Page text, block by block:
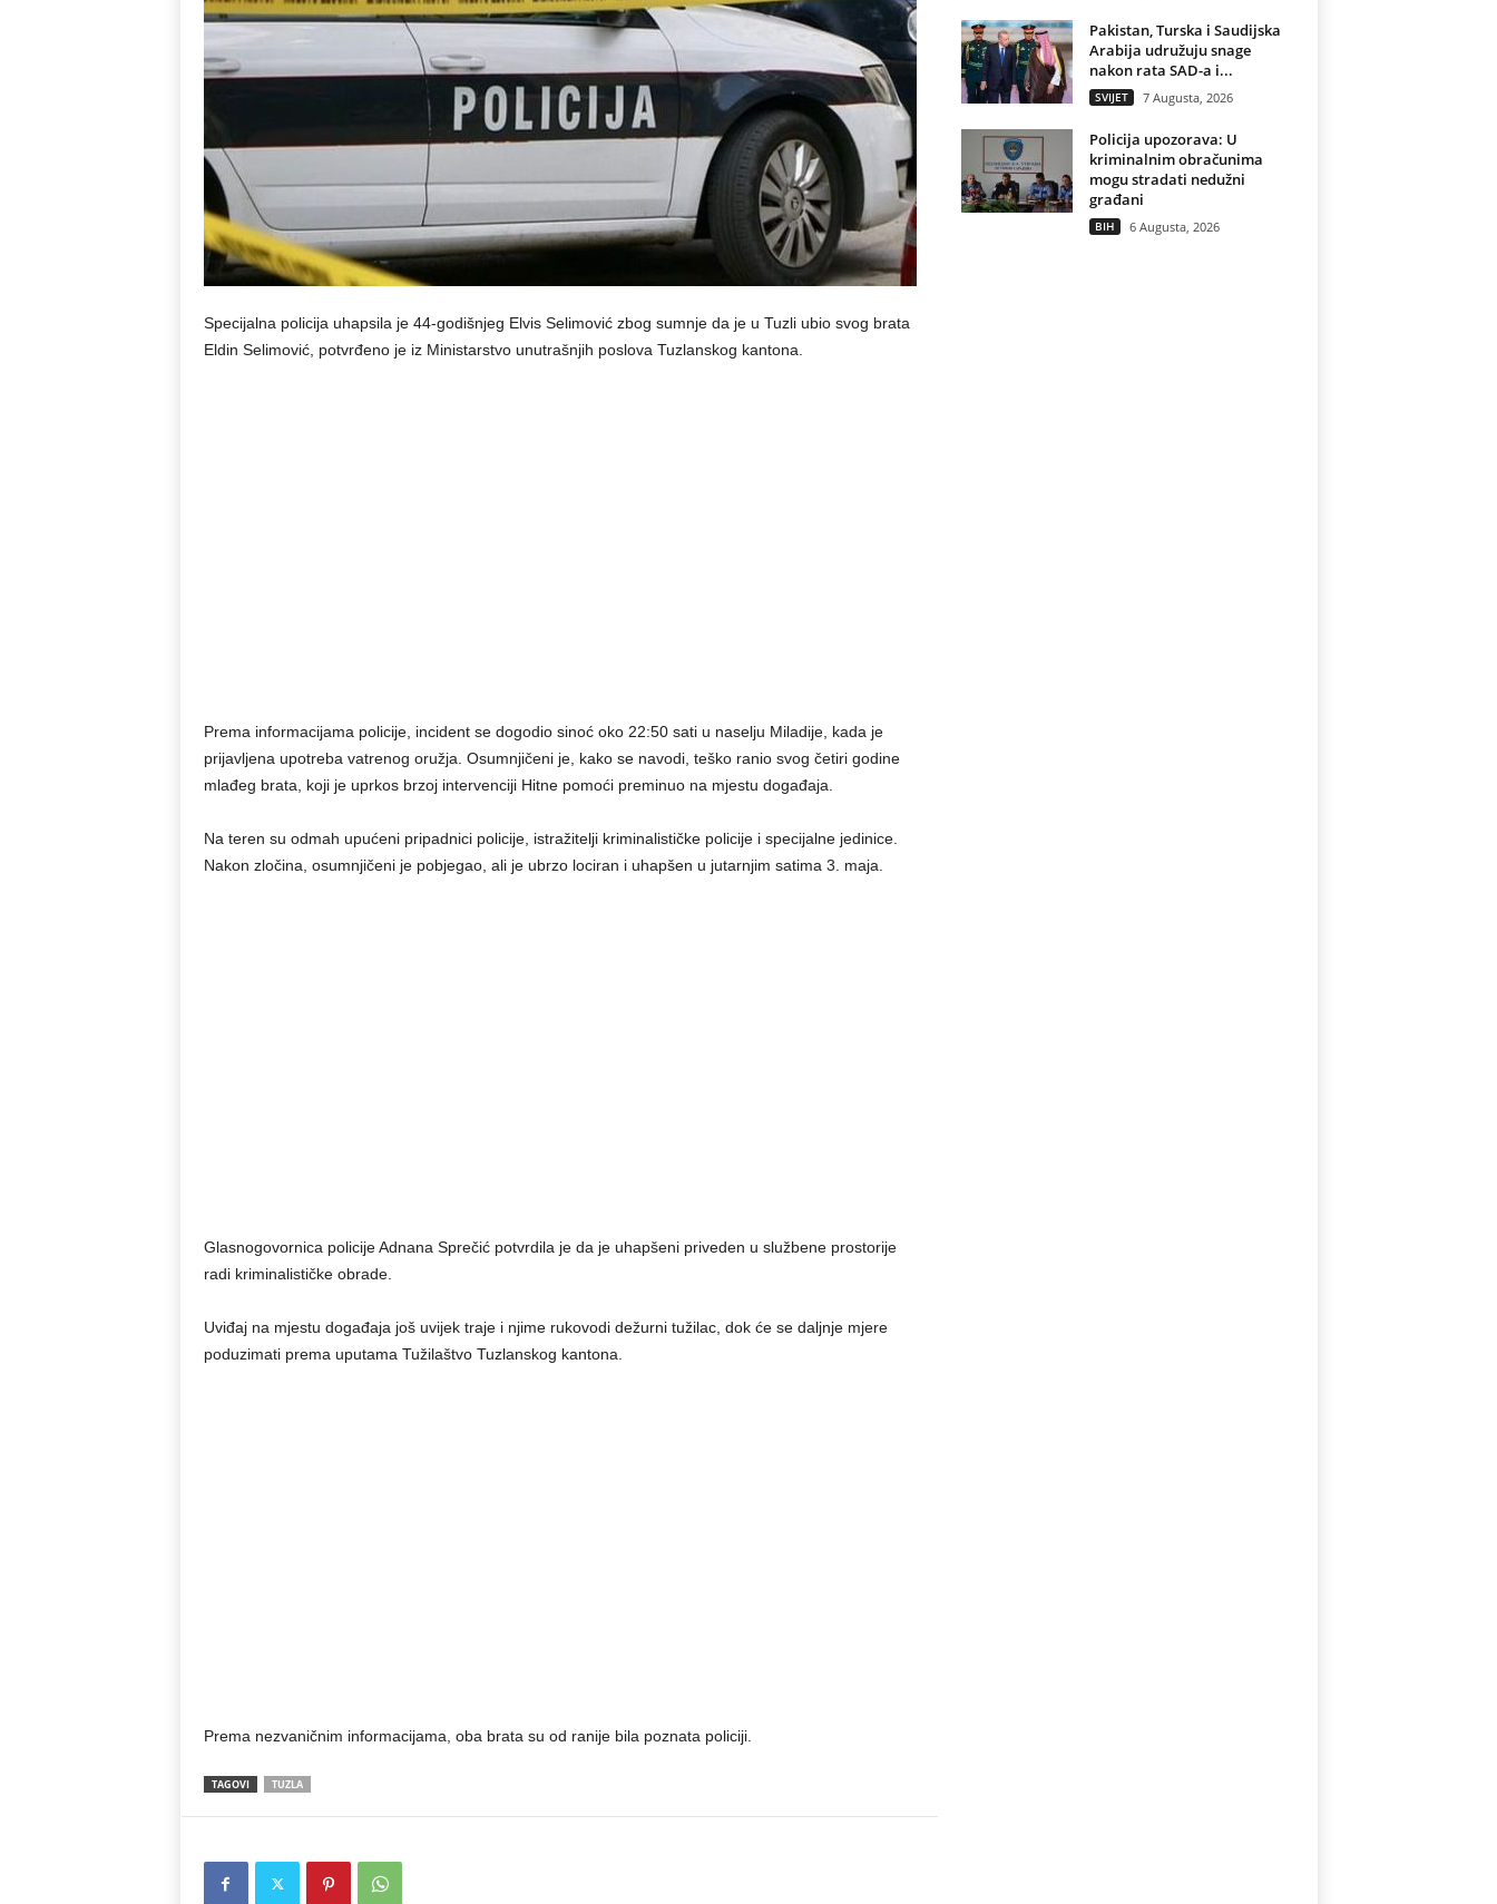
Specijalna policija uhapsila je 44-godišnjeg Elvis Selimović zbog sumnje da je u Tuzli ubio svog brata
Eldin Selimović, potvrđeno je iz Ministarstvo unutrašnjih poslova Tuzlanskog kantona.
Prema informacijama policije, incident se dogodio sinoć oko 22:50 sati u naselju Miladije, kada je
prijavljena upotreba vatrenog oružja. Osumnjičeni je, kako se navodi, teško ranio svog četiri godine
mlađeg brata, koji je uprkos brzoj intervenciji Hitne pomoći preminuo na mjestu događaja.
Na teren su odmah upućeni pripadnici policije, istražitelji kriminalističke policije i specijalne jedinice.
Nakon zločina, osumnjičeni je pobjegao, ali je ubrzo lociran i uhapšen u jutarnjim satima 3. maja.
Glasnogovornica policije Adnana Sprečić potvrdila je da je uhapšeni priveden u službene prostorije
radi kriminalističke obrade.
Uviđaj na mjestu događaja još uvijek traje i njime rukovodi dežurni tužilac, dok će se daljnje mjere
poduzimati prema uputama Tužilaštvo Tuzlanskog kantona.
Prema nezvaničnim informacijama, oba brata su od ranije bila poznata policiji.
TAGOVI TUZLA
Pakistan, Turska i Saudijska
Arabija udružuju snage
nakon rata SAD-a i...
SVIJET 7 Augusta, 2026
Policija upozorava: U
kriminalnim obračunima
mogu stradati nedužni
građani
BIH 6 Augusta, 2026